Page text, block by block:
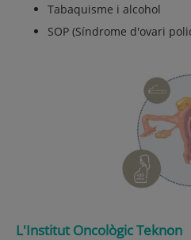
Tabaquisme i alcohol
SOP (Síndrome d'ovari
L'Institut Oncològic Teknon